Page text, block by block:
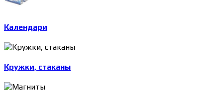
Календари
Кружки, стаканы